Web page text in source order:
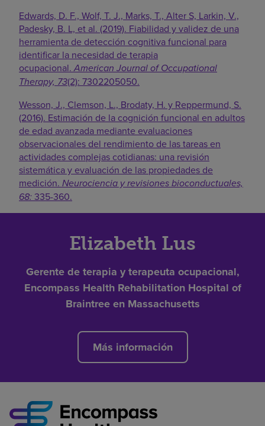
Edwards, D. F., Wolf, T. J., Marks, T., Alter S, Larkin, V.,
Padesky, B. L, et al. (2019). Fiabilidad y validez de una
herramienta de detección cognitiva funcional para
identificar la necesidad de terapia
ocupacional.American Journal of Occupational
Therapy, 73(2): 7302205050.
Wesson, J., Clemson, L., Brodaty, H. y Reppermund, S.
(2016). Estimación de la cognición funcional en adultos
de edad avanzada mediante evaluaciones
observacionales del rendimiento de las tareas en
actividades complejas cotidianas: una revisión
sistemática y evaluación de las propiedades de
medición. Neurociencia y revisiones bioconductuales,
68:335-360.
Elizabeth Lus
Gerente de terapia y terapeuta ocupacional,
Encompass Health Rehabilitation Hospital of
Braintree en Massachusetts
Más información